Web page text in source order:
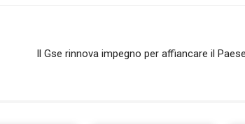
Il Gse rinnova impegno per affiancare il